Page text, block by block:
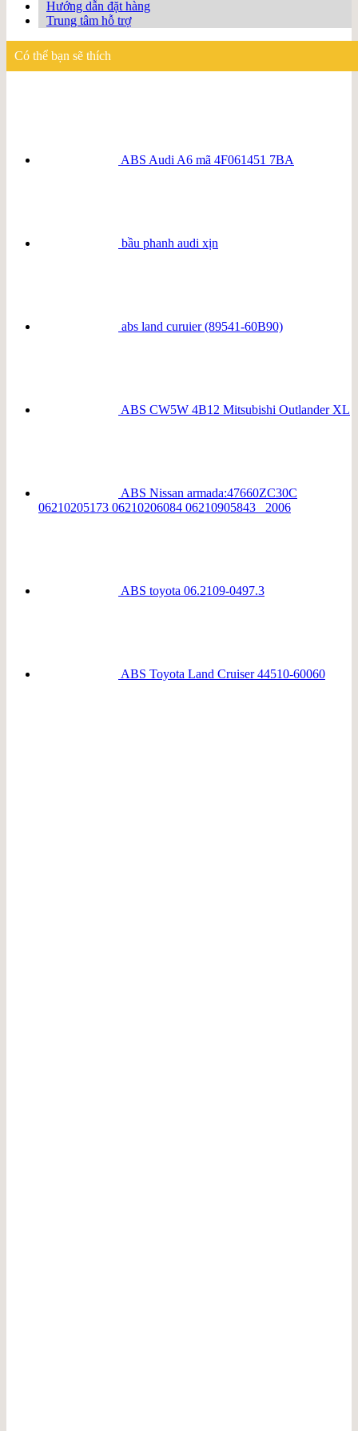
Hướng dẫn đặt hàng
Trung tâm hỗ trợ
Có thể bạn sẽ thích
ABS Audi A6 mã 4F061451 7BA
bầu phanh audi xịn
abs land curuier (89541-60B90)
ABS CW5W 4B12 Mitsubishi Outlander XL
ABS Nissan armada:47660ZC30C
06210205173 06210206084 06210905843 _2006
ABS toyota 06.2109-0497.3
ABS Toyota Land Cruiser 44510-60060